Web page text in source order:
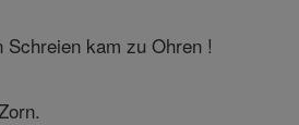
kam zu Ohren !